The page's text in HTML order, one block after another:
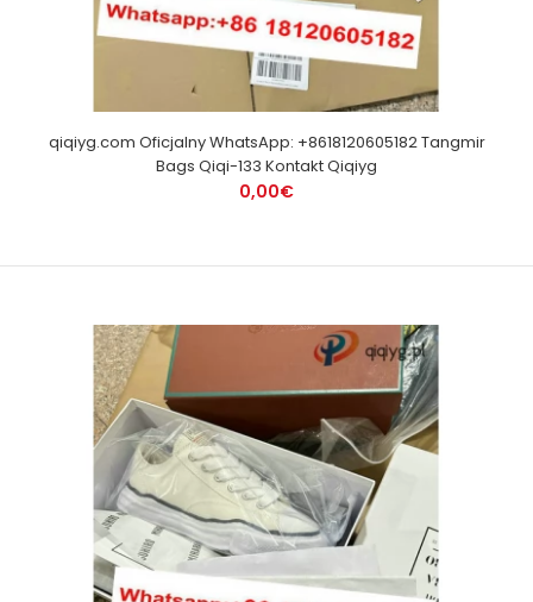
qiqiyg.com Oficjalny WhatsApp: +8618120605182 Tangmir
Bags Qiqi-133 Kontakt Qiqiyg
0,00€